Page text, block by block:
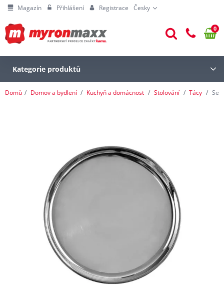
Magazín Přihlášení Registrace Česky
0
Kategorie produktů
Domů Domov a bydlení Kuchyň a domácnost Stolování Tácy